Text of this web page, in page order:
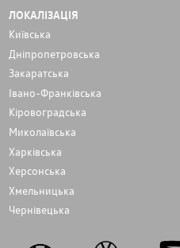
ЛОКАЛІЗАЦІЯ
Київська
Дніпропетровська
Закаратська
Івано-Франківська
Кіровоградська
Миколаївська
Харківська
Херсонська
Хмельницька
Чернівецька